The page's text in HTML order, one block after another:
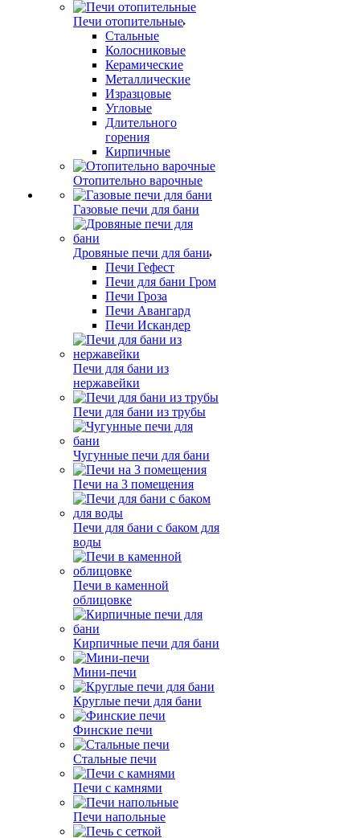
Печи отопительные
Стальные
Колосниковые
Керамические
Металлические
Изразцовые
Угловые
Длительного
горения
Кирпичные
Отопительно варочные
Газовые печи для бани
Дровяные печи для бани
Печи Гефест
Печи для бани Гром
Печи Гроза
Печи Авангард
Печи Искандер
Печи для бани из
нержавейки
Печи для бани из трубы
Чугунные печи для бани
Печи на 3 помещения
Печи для бани с баком для
воды
Печи в каменной
облицовке
Кирпичные печи для бани
Мини-печи
Круглые печи для бани
Финские печи
Стальные печи
Печи с камнями
Печи напольные